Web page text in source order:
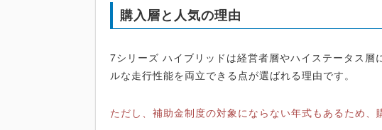
購入層と人気の理由
7シリーズ ハイブリッドは経営者層やハイステータス層
ルな走行性能を両立できる点が選ばれる理由です。
ただし、補助金制度の対象にならない年式もあるため、